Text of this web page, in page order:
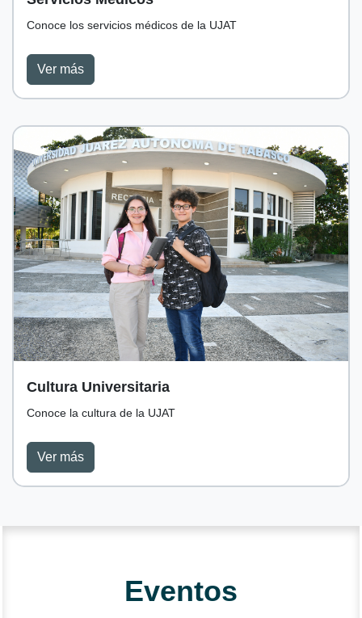
Conoce los servicios médicos de la UJAT
Ver más
Cultura Universitaria
Conoce la cultura de la UJAT
Ver más
Eventos